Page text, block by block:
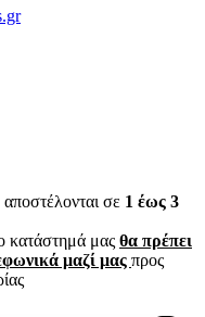
αποστέλονται σε 1 έως 3
κατάστημά μας θα πρέπει
μαζί μας προς